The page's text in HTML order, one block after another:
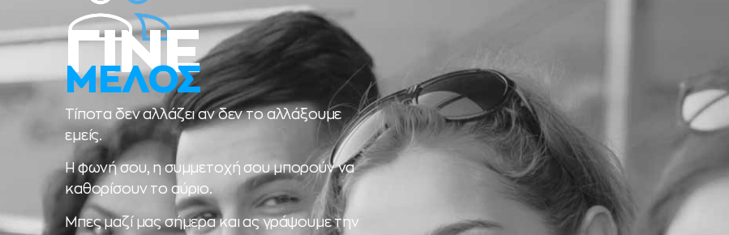
ΓΙΝΕ
ΜΕΛΟΣ
Τίποτα δεν αλλάζει αν δεν το αλλάξουμε
εμείς.
Η φωνή σου, η συμμετοχή σου μπορούν να
καθορίσουν το αύριο.
Μπες μαζί μας σήμερα και ας γράψουμε την